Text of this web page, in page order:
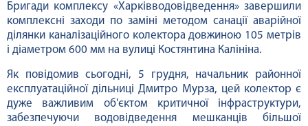
Бригади комплексу «Харківводовідведення» завершили
комплексні заходи по заміні методом санації аварійної
ділянки каналізаційного колектора довжиною 105 метрів
і діаметром 600 мм на вулиці Костянтина Калініна.
Як повідомив сьогодні, 5 грудня, начальник районної
експлуатаційної дільниці Дмитро Мурза, цей колектор є
дуже важливим об'єктом критичної інфраструктури,
забезпечуючи водовідведення мешканців більшої